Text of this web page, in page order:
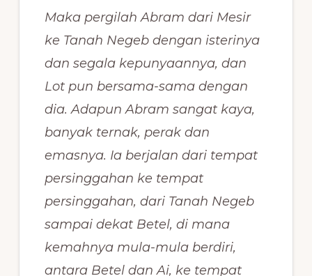
Maka pergilah Abram dari Mesir
ke Tanah Negeb dengan isterinya
dan segala kepunyaannya, dan
Lot pun bersama-sama dengan
dia. Adapun Abram sangat kaya,
banyak ternak, perak dan
emasnya. Ia berjalan dari tempat
persinggahan ke tempat
persinggahan, dari Tanah Negeb
sampai dekat Betel, di mana
kemahnya mula-mula berdiri,
antara Betel dan Ai, ke tempat